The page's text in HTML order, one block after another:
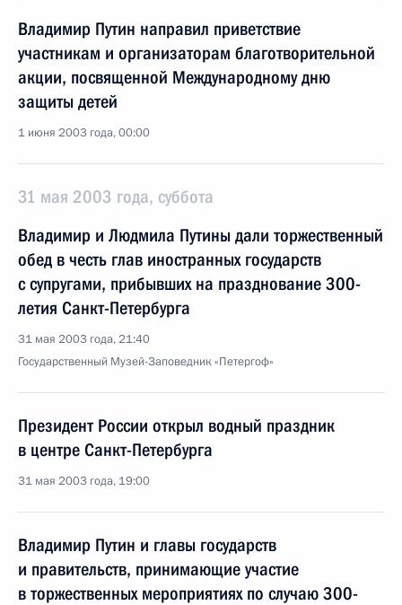
Владимир Путин направил приветствие
участникам и организаторам благотворительной
акции, посвященной Международному дню
защиты детей
1 июня 2003 года, 00:00
31 мая 2003 года, суббота
Владимир и Людмила Путины дали торжественный
обед в честь глав иностранных государств
с супругами, прибывших на празднование 300-
летия Санкт-Петербурга
31 мая 2003 года, 21:40
Государственный Музей-Заповедник «Петергоф»
Президент России открыл водный праздник
в центре Санкт-Петербурга
31 мая 2003 года, 19:00
Владимир Путин и главы государств
и правительств, принимающие участие
в торжественных мероприятиях по случаю 300-